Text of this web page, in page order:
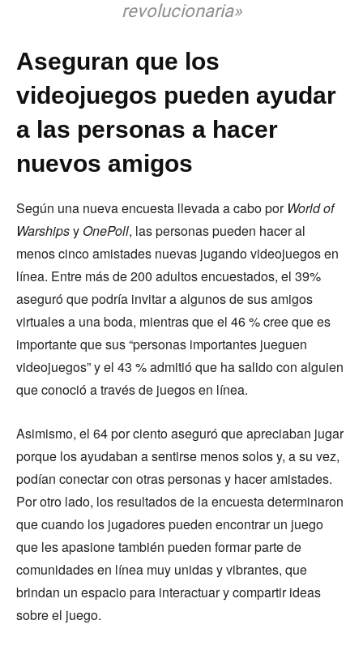
revolucionaria»
Aseguran que los
videojuegos pueden ayudar
a las personas a hacer
nuevos amigos
Según una nueva encuesta llevada a cabo por World of
Warshipsy OnePoll, las personas pueden hacer al
menos cinco amistades nuevas jugando videojuegos en
línea. Entre más de 200 adultos encuestados, el 39%
aseguró que podría invitar a algunos de sus amigos
virtuales a una boda, mientras que el 46 % cree que es
importante que sus “personas importantes jueguen
videojuegos” y el 43 % admitió que ha salido con alguien
que conoció a través de juegos en línea.
Asimismo, el 64 por ciento aseguró que apreciaban jugar
porque los ayudaban a sentirse menos solos y, a su vez,
podían conectar con otras personas y hacer amistades.
Por otro lado, los resultados de la encuesta determinaron
que cuando los jugadores pueden encontrar un juego
que les apasione también pueden formar parte de
comunidades en línea muy unidas y vibrantes, que
brindan un espacio para interactuar y compartir ideas
sobre el juego.